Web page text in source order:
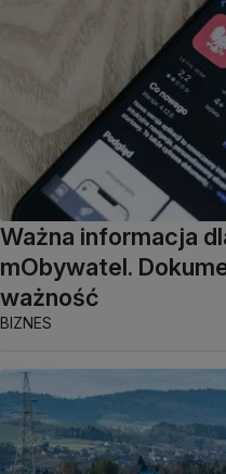
Ważna informacja
mObywatel.
ważność
BIZNES